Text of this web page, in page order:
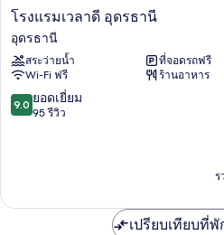
โรงแรม
ดี
อุดรธานี
อุดรธานี
โรงแรมเวลาดี อุดรธานี
อุดรธานี
สระว่ายน้ำ
ที่จอดรถฟรี
Wi-Fi ฟรี
ร้านอาหาร
9.0
จาก
9.0 ยอดเยี่ยม
95 รีวิว
ร
เปรียบเทียบที่